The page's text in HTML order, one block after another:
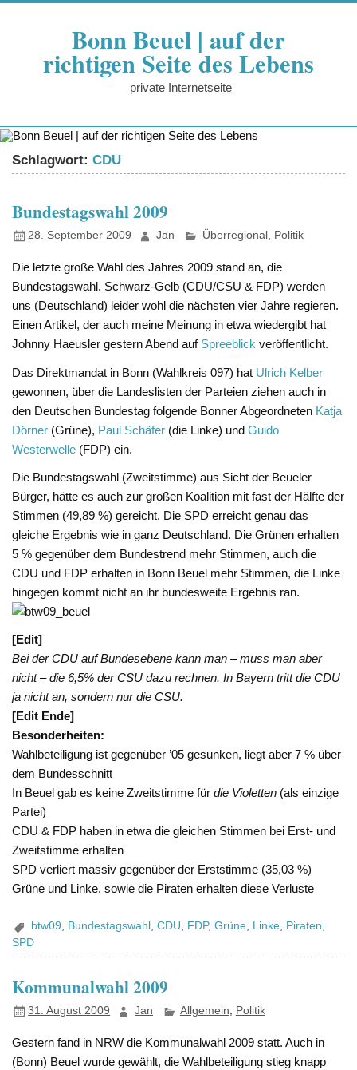
Zum
Bonn Beuel | auf der
richtigen Seite des Lebens
private Internetseite
Schlagwort:CDU
Bundestagswahl 2009
28. September 2009 Jan Überregional , Politik
Die letzte große Wahl des Jahres 2009 stand an, die
Bundestagswahl. Schwarz-Gelb (CDU/CSU & FDP) werden
uns (Deutschland) leider wohl die nächsten vier Jahre regieren.
Einen Artikel, der auch meine Meinung in etwa wiedergibt hat
Johnny Haeusler gestern Abendauf Spreeblick veröffentlicht.
Das Direktmandat in Bonn (Wahlkreis 097) hat Ulrich Kelber
gewonnen, über die Landeslisten der Parteien ziehen auch in
den Deutschen Bundestag folgende Bonner Abgeordneten Katja
Dörner (Grüne), Paul Schäfer (die Linke) und Guido
Westerwelle (FDP) ein.
Die Bundestagswahl (Zweitstimme) aus Sicht der Beueler
Bürger, hätte es auch zur großen Koalition mit fast der Hälfte der
Stimmen (49,89 %) gereicht. Die SPD erreicht genau das
gleiche Ergebnis wie in ganz Deutschland. Die Grünen erhalten
5 % gegenüber dem Bundestrend mehr Stimmen, auch die
CDU und FDP erhalten in Bonn Beuel mehr Stimmen, die Linke
hingegen kommt nicht an ihr bundesweite Ergebnis ran.
[Edit]
Bei der CDU auf Bundesebene kann man – muss man aber
nicht – die 6,5% der CSU dazu rechnen. In Bayern tritt die CDU
ja nicht an, sondern nur die CSU.
[Edit Ende]
Besonderheiten:
Wahlbeteiligung ist gegenüber ’05 gesunken, liegt aber 7 % über
dem Bundesschnitt
In Beuel gab es keine Zweitstimme fürdie Violetten (als einzige
Partei)
CDU & FDP haben in etwa die gleichen Stimmen bei Erst- und
Zweitstimme erhalten
SPD verliert massiv gegenüber der Erststimme (35,03 %)
Grüne und Linke, sowie die Piraten erhalten diese Verluste
btw09, Bundestagswahl ,CDU, FDP,Grüne, Linke, Piraten,
SPD
Kommunalwahl 2009
31. August 2009 Jan Allgemein, Politik
Gestern fand in NRW die Kommunalwahl 2009 statt. Auch in
(Bonn) Beuel wurde gewählt, die Wahlbeteiligung stieg knapp